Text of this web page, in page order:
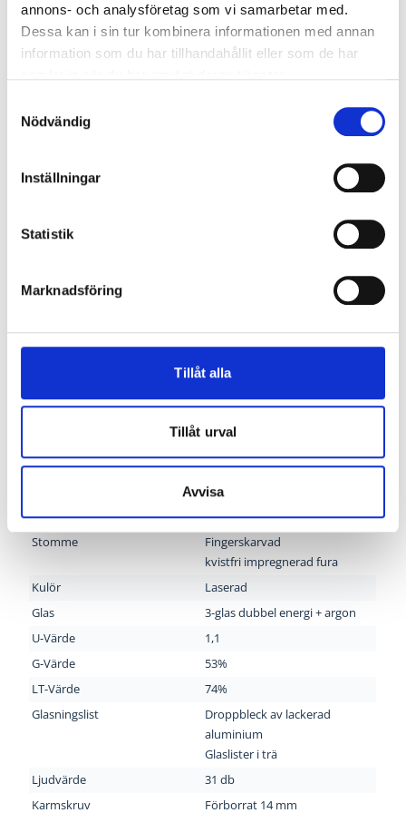
annons- och analysföretag som vi samarbetar med.
Dessa kan i sin tur kombinera informationen med annan
information som du har tillhandahållit eller som de har
Nödvändig
Inställningar
Statistik
Marknadsföring
Tillåt alla
Tillåt urval
Avvisa
Produktinformation
mellan 10 olika lasyrer. Dubbla energiglas och ett U-
Stomme
Fingerskarvad
kvistfri impregnerad fura
Kulör
Laserad
Glas
3-glas dubbel energi + argon
U-Värde
1,1
G-Värde
53%
LT-Värde
74%
Glasningslist
Droppbleck av lackerad
aluminium
Glaslister i trä
Ljudvärde
31 db
Karmskruv
Förborrat 14 mm